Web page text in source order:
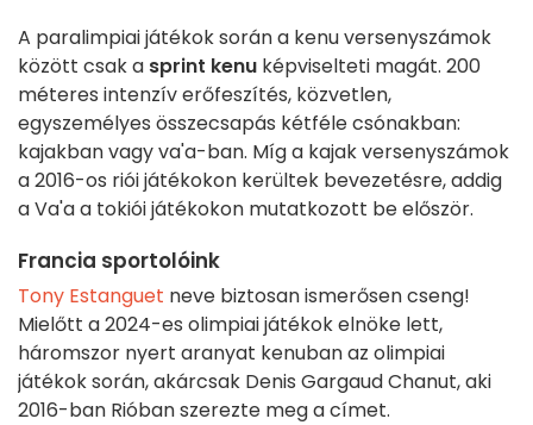
A paralimpiai játékok során a kenu versenyszámok
között csak a sprint kenu képviselteti magát. 200
méteres intenzív erőfeszítés, közvetlen,
egyszemélyes összecsapás kétféle csónakban:
kajakban vagy va'a-ban. Míg a kajak versenyszámok
a 2016-os riói játékokon kerültek bevezetésre, addig
a Va'a a tokiói játékokon mutatkozott be először.
Francia sportolóink
Tony Estanguet neve biztosan ismerősen cseng!
Mielőtt a 2024-es olimpiai játékok elnöke lett,
háromszor nyert aranyat kenuban az olimpiai
játékok során, akárcsak Denis Gargaud Chanut, aki
2016-ban Rióban szerezte meg a címet.